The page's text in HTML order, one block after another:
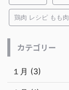
鶏肉 レシピ もも肉
カテゴリー
１月 (3)